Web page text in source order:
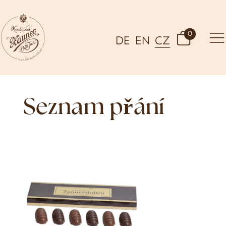
DE EN CZ
0
Seznam přání